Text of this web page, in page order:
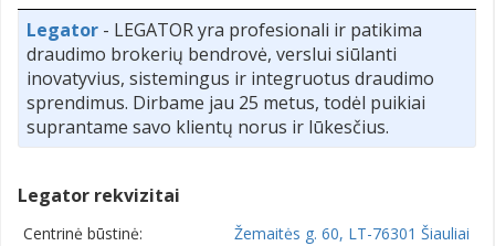
Legator - LEGATOR yra profesionali ir patikima
draudimo brokerių bendrovė, verslui siūlanti
inovatyvius, sistemingus ir integruotus draudimo
sprendimus. Dirbame jau 25 metus, todėl puikiai
suprantame savo klientų norus ir lūkesčius.
Legator rekvizitai
Centrinė būstinė:
Žemaitės g. 60, LT-76301 Šiauliai